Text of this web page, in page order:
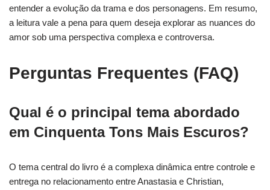
entender a evolução da trama e dos personagens. Em resumo,
a leitura vale a pena para quem deseja explorar as nuances do
amor sob uma perspectiva complexa e controversa.
Perguntas Frequentes (FAQ)
Qual é o principal tema abordado
em Cinquenta Tons Mais Escuros?
O tema central do livro é a complexa dinâmica entre controle e
entrega no relacionamento entre Anastasia e Christian,